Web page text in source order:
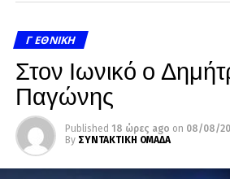
Γ ΕΘΝΙΚΉ
Στον Ιωνικό ο
Παγώνης
Published 18 ώρες ago on 08/08/
By ΣΥΝΤΑΚΤΙΚΗ ΟΜΑΔΑ